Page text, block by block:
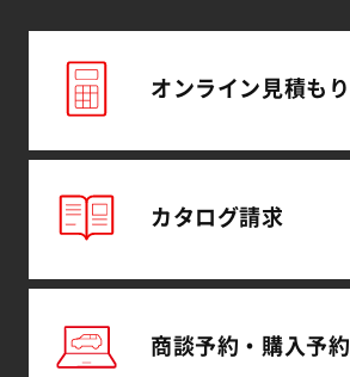
オンライン 見積もり
カタログ請求
商談予約・ 購入予約